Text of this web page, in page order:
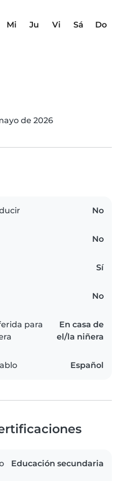
Mi Ju Vi Sá
Do
de 2026
No
No
Sí
No
para
En casa de
el/la niñera
Español
Educación secundaria